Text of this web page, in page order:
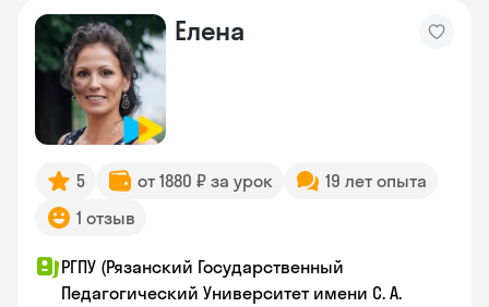
Елена
5 от 1880 ₽ за урок
19 лет опыта
1 отзыв
РГПУ (Рязанский Государственный
Педагогический Университет имени С. А.